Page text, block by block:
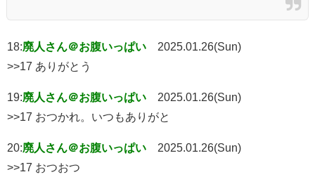
18:廃人さん＠お腹いっぱい
2025.01.26(Sun)
>>17 ありがとう
19:廃人さん＠お腹いっぱい
2025.01.26(Sun)
>>17 おつかれ。いつもありがと
20:廃人さん＠お腹いっぱい
2025.01.26(Sun)
>>17 おつおつ